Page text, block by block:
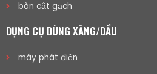
bàn cắt gạch
DỤNG CỤ DÙNG XĂNG/DẦU
máy phát điện